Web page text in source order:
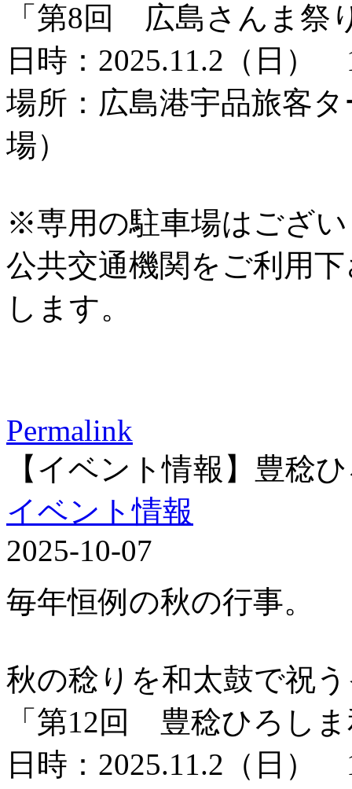
「第8回 広島さんま祭
日時：2025.11.2（日）
場所：広島港宇品旅客
場）
※専用の駐車場はござ
公共交通機関をご利用
します。
Permalink
【イベント情報】豊稔
イベント情報
2025-10-07
毎年恒例の秋の行事。
秋の稔りを和太鼓で祝
「第12回 豊稔ひろし
日時：2025.11.2（日）